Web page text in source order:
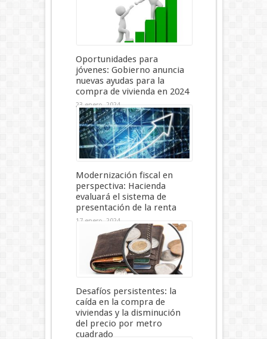
Oportunidades para
jóvenes: Gobierno anuncia
nuevas ayudas para la
compra de vivienda en 2024
23 enero, 2024
Modernización fiscal en
perspectiva: Hacienda
evaluará el sistema de
presentación de la renta
17 enero, 2024
Desafíos persistentes: la
caída en la compra de
viviendas y la disminución
del precio por metro
cuadrado